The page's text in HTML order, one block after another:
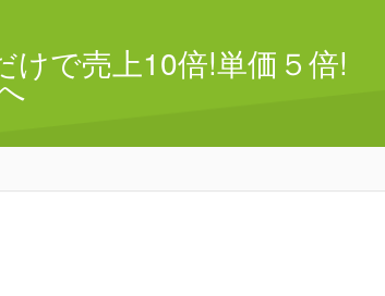
で売上10倍!単価５倍!